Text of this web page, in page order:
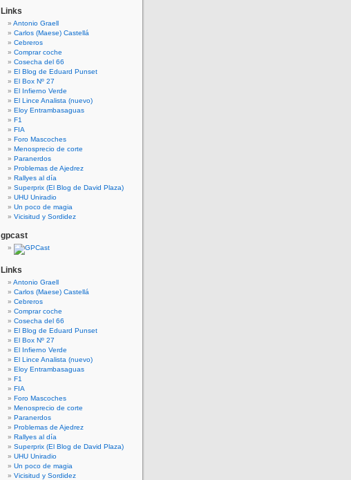
Links
Antonio Graell
Carlos (Maese) Castellá
Cebreros
Comprar coche
Cosecha del 66
El Blog de Eduard Punset
El Box Nº 27
El Infierno Verde
El Lince Analista (nuevo)
Eloy Entrambasaguas
F1
FIA
Foro Mascoches
Menosprecio de corte
Paranerdos
Problemas de Ajedrez
Rallyes al día
Superprix (El Blog de David Plaza)
UHU Uniradio
Un poco de magia
Vicisitud y Sordidez
gpcast
Links
Antonio Graell
Carlos (Maese) Castellá
Cebreros
Comprar coche
Cosecha del 66
El Blog de Eduard Punset
El Box Nº 27
El Infierno Verde
El Lince Analista (nuevo)
Eloy Entrambasaguas
F1
FIA
Foro Mascoches
Menosprecio de corte
Paranerdos
Problemas de Ajedrez
Rallyes al día
Superprix (El Blog de David Plaza)
UHU Uniradio
Un poco de magia
Vicisitud y Sordidez